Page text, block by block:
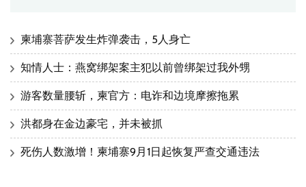
柬埔寨菩萨发生炸弹袭击，5人身亡
知情人士：燕窝绑架案主犯以前曾绑架过我外甥
游客数量腰斩，柬官方：电诈和边境摩擦拖累
洪都身在金边豪宅，并未被抓
死伤人数激增！柬埔寨9月1日起恢复严查交通违法